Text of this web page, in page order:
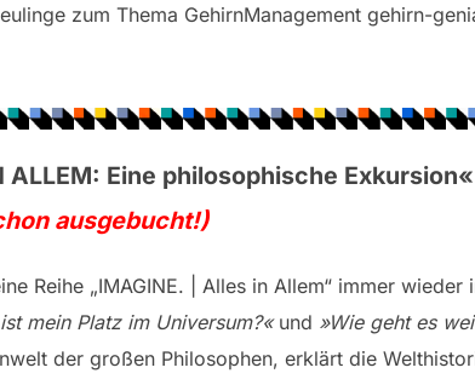
zum Thema GehirnManagement gehirn-
ALLEM: Eine philosophische Exkursion«
ausgebucht!)
Reihe „IMAGINE. | Alles in Allem“ immer
mein Platz im Universum?«und »Wie geht es
der großen Philosophen, erklärt die